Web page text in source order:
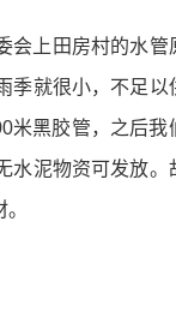
会上田房村的水管
季就很小，不足
米黑胶管，之后我
水泥物资可发放。